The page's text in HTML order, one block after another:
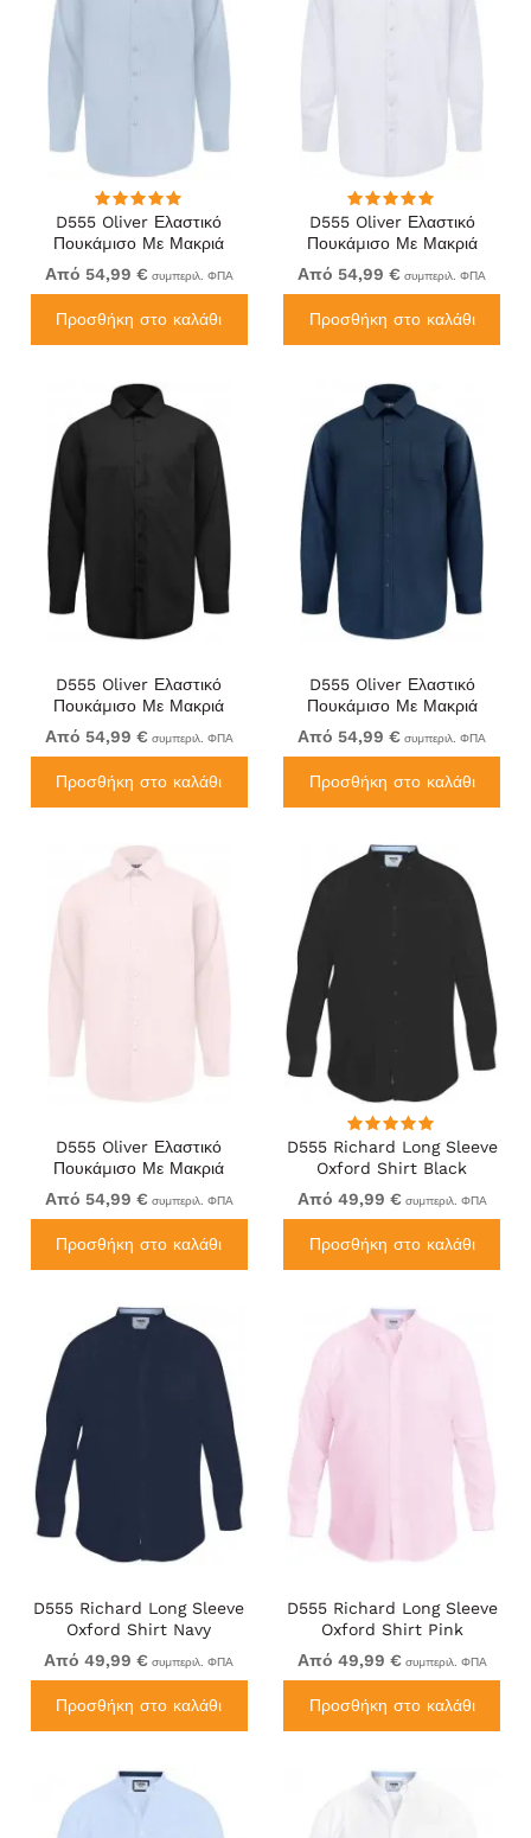
D555 Oliver Ελαστικό
Πουκάμισο Με Μακριά
Μανίκια Ανθεκτικό Στους
Λεκέδες Χωρίς Σιδέρωμα
Από 54,99 € συμπεριλ. ΦΠΑ
Προσθήκη στο καλάθι
D555 Oliver Ελαστικό
Πουκάμισο Με Μακριά
Μανίκια Ανθεκτικό Στους
Λεκέδες Χωρίς Σιδέρωμα
Από 54,99 € συμπεριλ. ΦΠΑ
Προσθήκη στο καλάθι
D555 Oliver Ελαστικό
Πουκάμισο Με Μακριά
Μανίκια Ανθεκτικό Στους
Λεκέδες Χωρίς Σιδέρωμα
Από 54,99 € συμπεριλ. ΦΠΑ
Προσθήκη στο καλάθι
D555 Oliver Ελαστικό
Πουκάμισο Με Μακριά
Μανίκια Ανθεκτικό Στους
Λεκέδες Χωρίς Σιδέρωμα
Από 54,99 € συμπεριλ. ΦΠΑ
Προσθήκη στο καλάθι
D555 Oliver Ελαστικό
Πουκάμισο Με Μακριά
Μανίκια Ανθεκτικό Στους
Λεκέδες Χωρίς Σιδέρωμα
Από 54,99 € συμπεριλ. ΦΠΑ
Προσθήκη στο καλάθι
D555 Richard Long Sleeve
Oxford Shirt Black
Από 49,99 € συμπεριλ. ΦΠΑ
Προσθήκη στο καλάθι
D555 Richard Long Sleeve
Oxford Shirt Navy
Από 49,99 € συμπεριλ. ΦΠΑ
Προσθήκη στο καλάθι
D555 Richard Long Sleeve
Oxford Shirt Pink
Από 49,99 € συμπεριλ. ΦΠΑ
Προσθήκη στο καλάθι